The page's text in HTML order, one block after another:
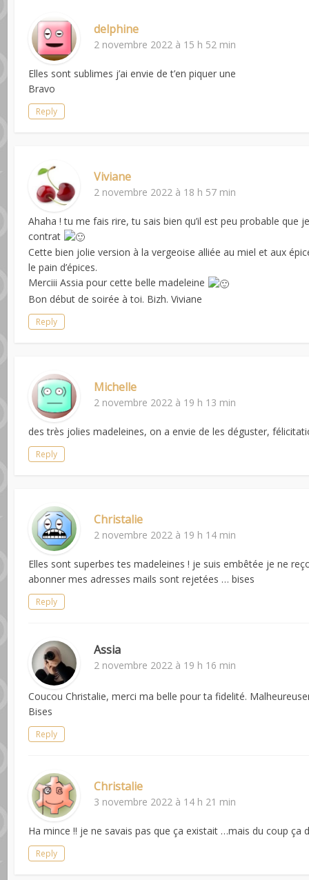
delphine
2 novembre 2022 à 15 h 52 min
Elles sont sublimes j’ai envie de t’en piquer une
Bravo
Reply
Viviane
2 novembre 2022 à 18 h 57 min
Ahaha ! tu me fais rire, tu sais bien qu’il est peu probable que
contrat
Cette bien jolie version à la vergeoise alliée au miel et aux
le pain d’épices.
Merciii Assia pour cette belle madeleine
Bon début de soirée à toi. Bizh. Viviane
Reply
Michelle
2 novembre 2022 à 19 h 13 min
des très jolies madeleines, on a envie de les déguster,
Reply
Christalie
2 novembre 2022 à 19 h 14 min
Elles sont superbes tes madeleines ! je suis embêtée je ne
abonner mes adresses mails sont rejetées … bises
Reply
Assia
2 novembre 2022 à 19 h 16 min
Coucou Christalie, merci ma belle pour ta fidelité.
Bises
Reply
Christalie
3 novembre 2022 à 14 h 21 min
Ha mince !! je ne savais pas que ça existait …mais du coup ça
Reply